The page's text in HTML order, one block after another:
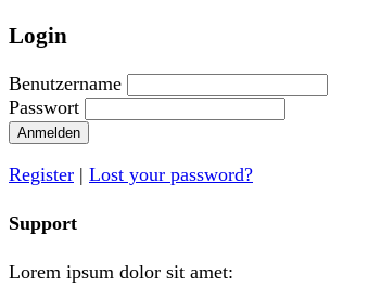
Login
Benutzername
Passwort
Anmelden
Register | Lost your password?
Support
Lorem ipsum dolor sit amet: